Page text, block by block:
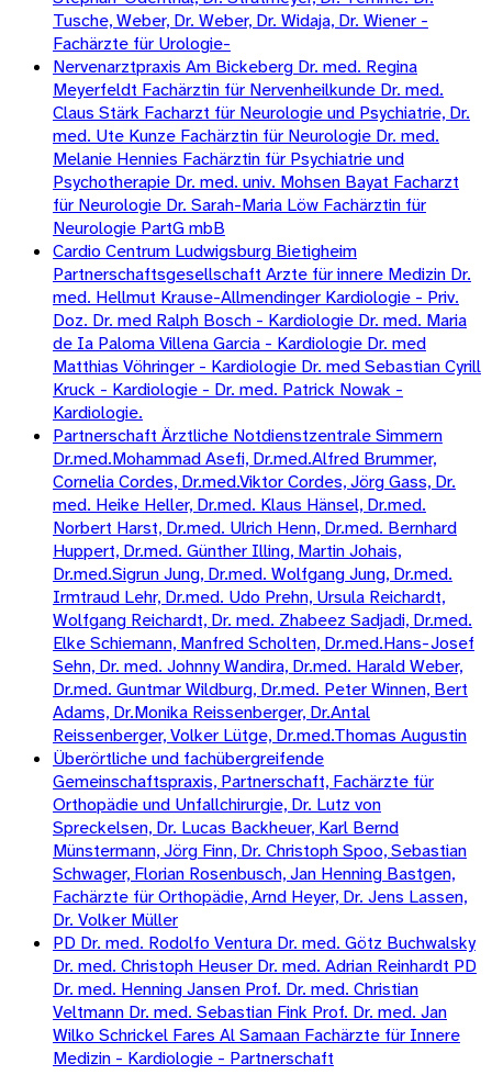
Tusche, Weber, Dr. Weber, Dr. Widaja, Dr. Wiener -
Fachärzte für Urologie-
Nervenarztpraxis Am Bickeberg Dr. med. Regina
Meyerfeldt Fachärztin für Nervenheilkunde Dr. med.
Claus Stärk Facharzt für Neurologie und Psychiatrie, Dr.
med. Ute Kunze Fachärztin für Neurologie Dr. med.
Melanie Hennies Fachärztin für Psychiatrie und
Psychotherapie Dr. med. univ. Mohsen Bayat Facharzt
für Neurologie Dr. Sarah-Maria Löw Fachärztin für
Neurologie PartG mbB
Cardio Centrum Ludwigsburg Bietigheim
Partnerschaftsgesellschaft Arzte für innere Medizin Dr.
med. Hellmut Krause-Allmendinger Kardiologie - Priv.
Doz. Dr. med Ralph Bosch - Kardiologie Dr. med. Maria
de Ia Paloma Villena Garcia - Kardiologie Dr. med
Matthias Vöhringer - Kardiologie Dr. med Sebastian Cyrill
Kruck - Kardiologie - Dr. med. Patrick Nowak -
Kardiologie.
Partnerschaft Ärztliche Notdienstzentrale Simmern
Dr.med.Mohammad Asefi, Dr.med.Alfred Brummer,
Cornelia Cordes, Dr.med.Viktor Cordes, Jörg Gass, Dr.
med. Heike Heller, Dr.med. Klaus Hänsel, Dr.med.
Norbert Harst, Dr.med. Ulrich Henn, Dr.med. Bernhard
Huppert, Dr.med. Günther Illing, Martin Johais,
Dr.med.Sigrun Jung, Dr.med. Wolfgang Jung, Dr.med.
Irmtraud Lehr, Dr.med. Udo Prehn, Ursula Reichardt,
Wolfgang Reichardt, Dr. med. Zhabeez Sadjadi, Dr.med.
Elke Schiemann, Manfred Scholten, Dr.med.Hans-Josef
Sehn, Dr. med. Johnny Wandira, Dr.med. Harald Weber,
Dr.med. Guntmar Wildburg, Dr.med. Peter Winnen, Bert
Adams, Dr.Monika Reissenberger, Dr.Antal
Reissenberger, Volker Lütge, Dr.med.Thomas Augustin
Überörtliche und fachübergreifende
Gemeinschaftspraxis, Partnerschaft, Fachärzte für
Orthopädie und Unfallchirurgie, Dr. Lutz von
Spreckelsen, Dr. Lucas Backheuer, Karl Bernd
Münstermann, Jörg Finn, Dr. Christoph Spoo, Sebastian
Schwager, Florian Rosenbusch, Jan Henning Bastgen,
Fachärzte für Orthopädie, Arnd Heyer, Dr. Jens Lassen,
Dr. Volker Müller
PD Dr. med. Rodolfo Ventura Dr. med. Götz Buchwalsky
Dr. med. Christoph Heuser Dr. med. Adrian Reinhardt PD
Dr. med. Henning Jansen Prof. Dr. med. Christian
Veltmann Dr. med. Sebastian Fink Prof. Dr. med. Jan
Wilko Schrickel Fares Al Samaan Fachärzte für Innere
Medizin - Kardiologie - Partnerschaft